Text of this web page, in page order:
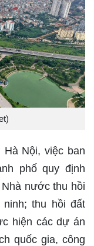
Nội, việc ban
phố quy định
nước thu hồi
thu hồi đất
hiện các dự án
quốc gia, công